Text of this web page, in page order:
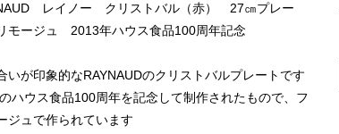
レイノー クリストバル（赤） 27㎝プレー
モージュ 2013年ハウス食品100周年記念
いが印象的なRAYNAUDのクリストバルプレートです
ハウス食品100周年を記念して制作されたもので、フ
ジュで作られています